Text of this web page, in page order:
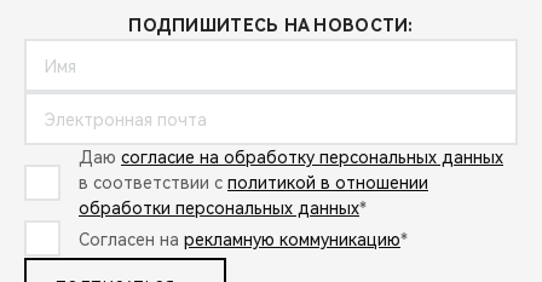
ПОДПИШИТЕСЬ НА НОВОСТИ:
Даю согласие на обработку персональных данных
в соответствии с политикой в отношении
обработки персональных данных*
Согласен на рекламную коммуникацию*